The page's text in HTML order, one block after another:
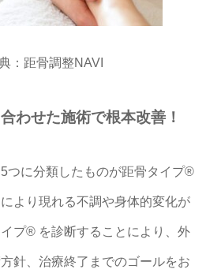
： 距骨調整NAVI
わせた施術で根本改善！
つに分類したものが距骨タイプ®
より現れる不調や身体的変化が
プ® を診断することにより、外
針、治療終了までのゴールをお